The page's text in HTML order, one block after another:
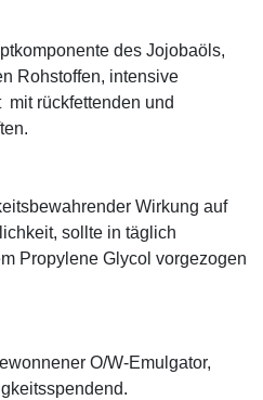
des Jojobaöls,
Rohstoffen, intensive
rückfettenden und
Wirkung auf
sollte in täglich
Propylene Glycol vorgezogen
O/W-Emulgator,